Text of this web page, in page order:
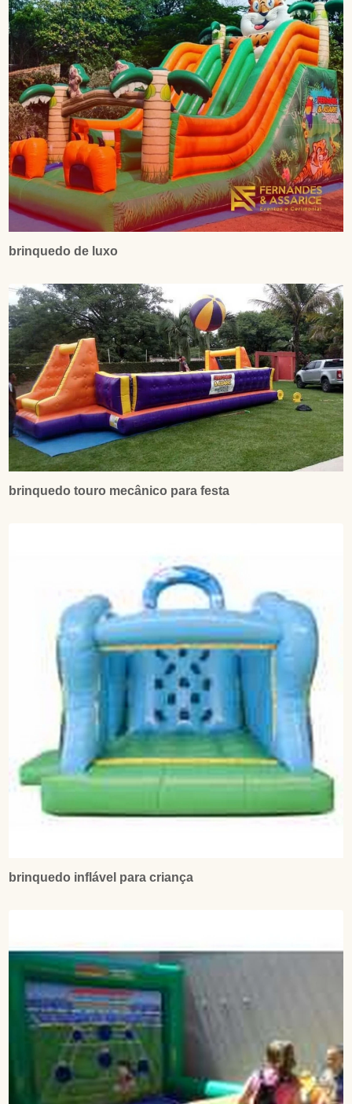
brinquedo de luxo
brinquedo touro mecânico para festa
brinquedo inflável para criança